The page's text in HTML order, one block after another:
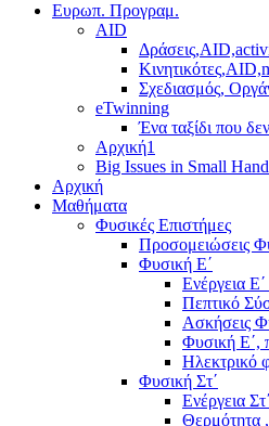
Ευρωπ. Προγραμ.
AID
Σχεδιασμός,
eTwinning
Ένα ταξίδι που
Αρχική1
Big Issues in Small
Αρχική
Μαθήματα
Φυσικές Επιστήμες
Προσομειώσεις
Φυσική Ε΄
Ενέργεια
Πεπτικό
Ασκήσεις
Φυσική Ε΄,
Ηλεκτρικό
Φυσική Στ΄
Ενέργεια
Θερμότητα